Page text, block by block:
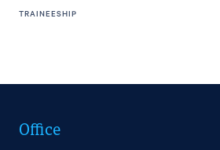
TRAINEESHIP
Office